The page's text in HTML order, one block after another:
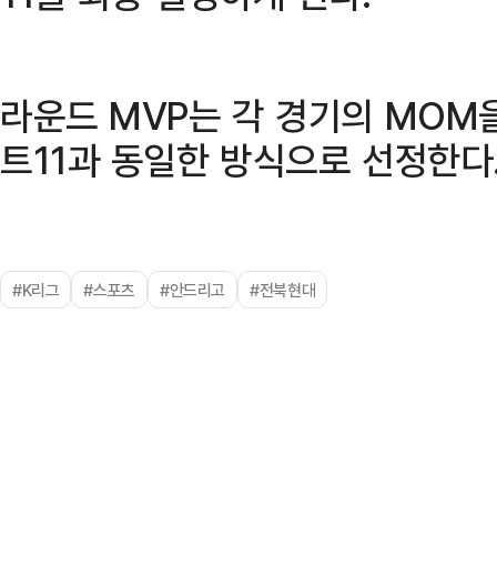
라운드 MVP는 각 경기의 MOM
트11과 동일한 방식으로 선정한
#K리그 #스포츠 #안드리고 #전북현대